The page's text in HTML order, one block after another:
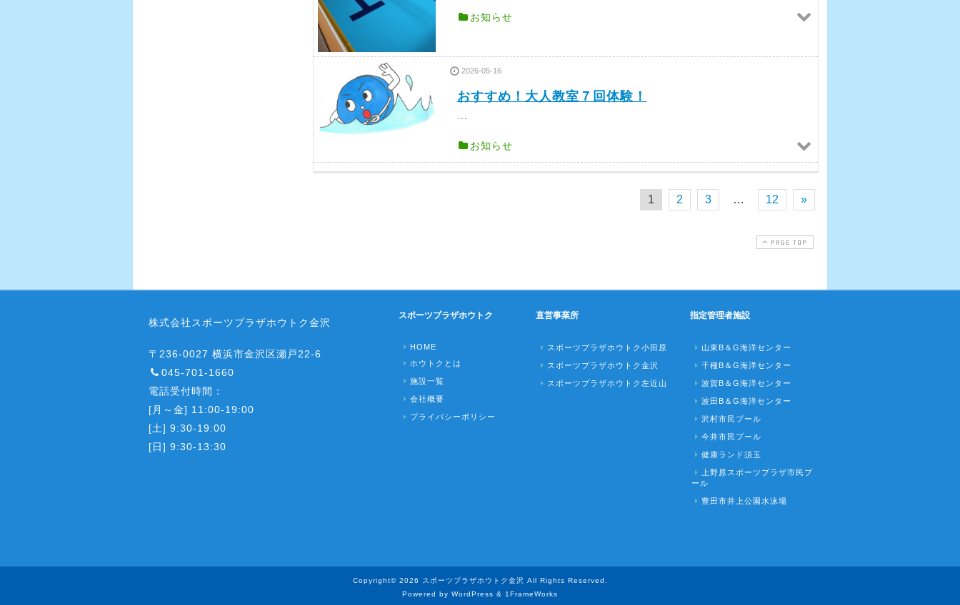
お知らせ
2026-05-16
おすすめ！大人教室７回体験！
...
お知らせ
1 2 3 … 12 »
PAGE TOP
株式会社スポーツプラザホウトク金沢
〒236-0027 横浜市金沢区瀬戸22-6
045-701-1660
電話受付時間：
[月～金] 11:00-19:00
[土] 9:30-19:00
[日] 9:30-13:30
スポーツプラザホウトク
HOME
ホウトクとは
施設一覧
会社概要
プライバシーポリシー
直営事業所
スポーツプラザホウトク小田原
スポーツプラザホウトク金沢
スポーツプラザホウトク左近山
指定管理者施設
山東B＆G海洋センター
千種B＆G海洋センター
波賀B＆G海洋センター
波田B＆G海洋センター
沢村市民プール
今井市民プール
健康ランド須玉
上野原スポーツプラザ市民プ
ール
豊田市井上公園水泳場
Copyright© 2026 スポーツプラザホウトク金沢 All Rights Reserved.
Powered by WordPress & 1FrameWorks